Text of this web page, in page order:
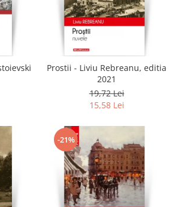
/ Interviuri
Prostii - Liviu Rebreanu, editia
2021
19,72 Lei
15,58 Lei
-21%